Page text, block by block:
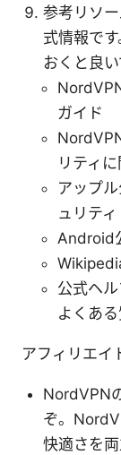
参考リソ
式情報で
おくと良い
ガイド
リティ
アップ
ュリティ
Android
公式ヘ
よくあ
アフィリエイ
NordVPN
ぞ。
快適さを